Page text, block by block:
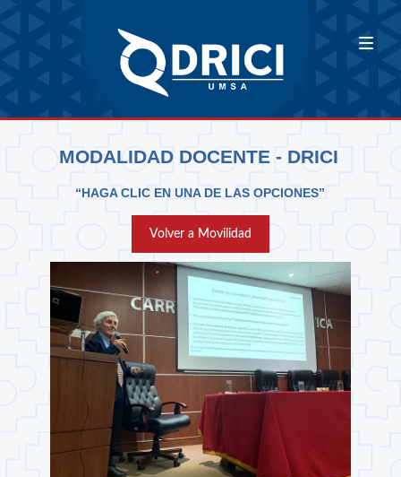
MODALIDAD DOCENTE - DRICI
“HAGA CLIC EN UNA DE LAS OPCIONES”
Volver a Movilidad